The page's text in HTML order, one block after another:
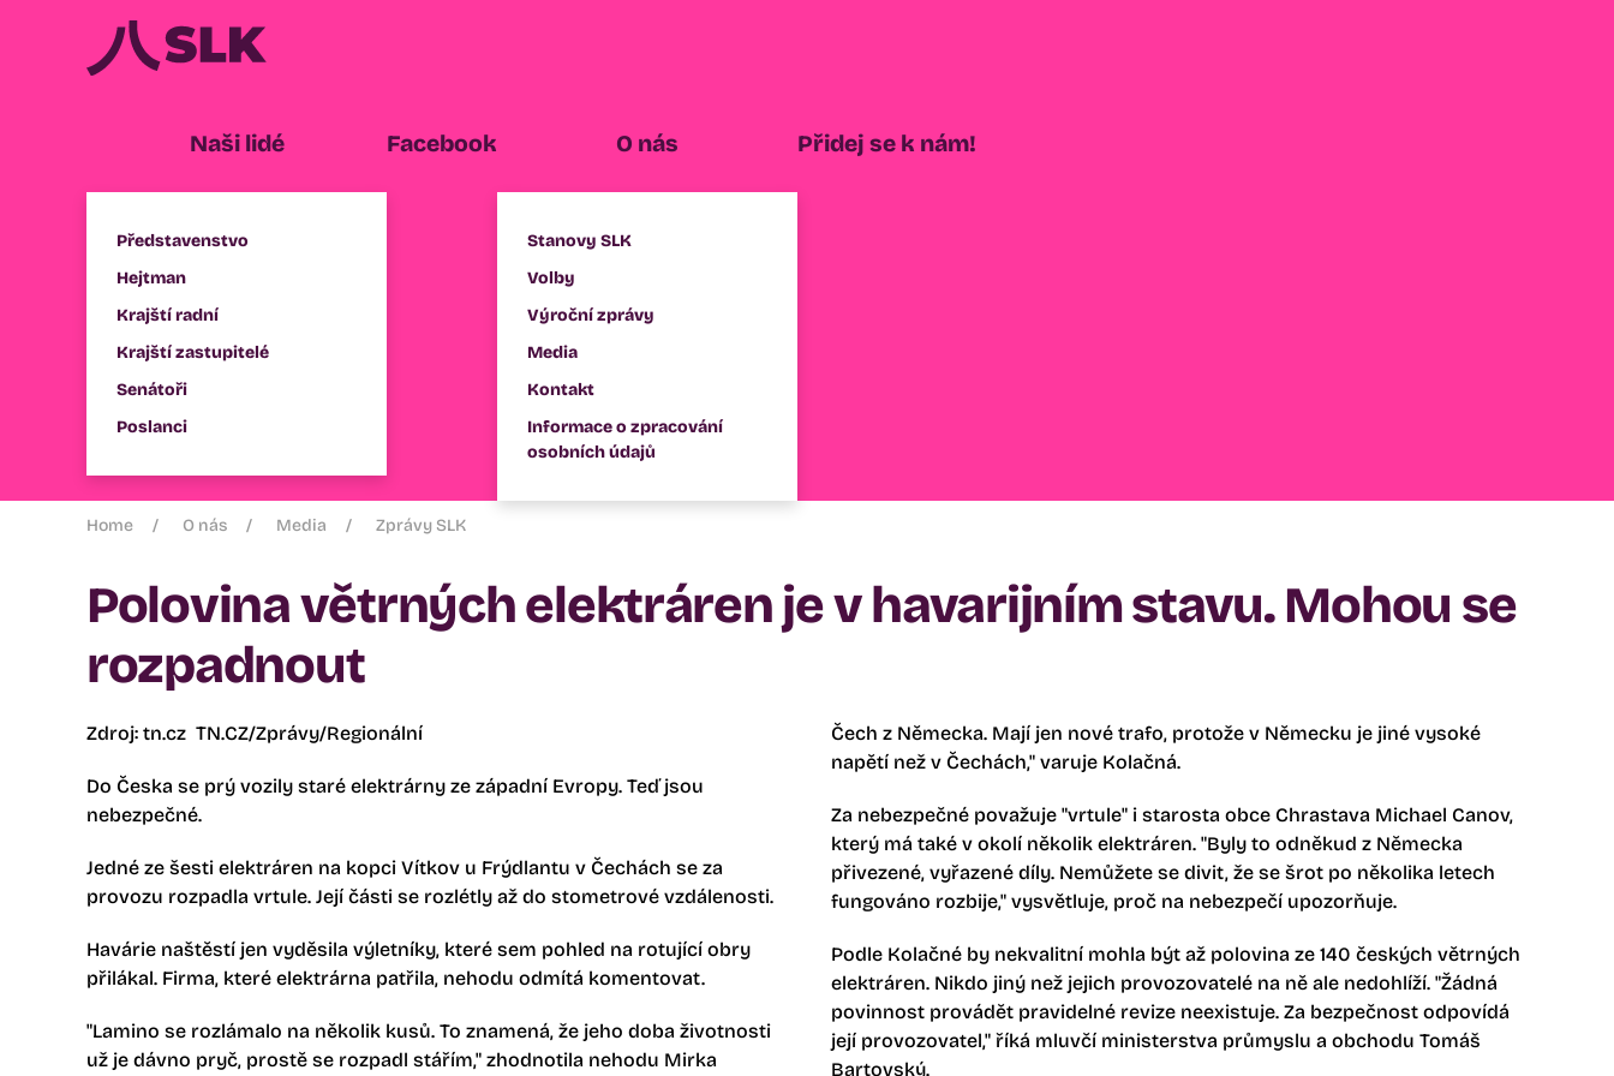
Naši lidé
Představenstvo
Hejtman
Krajští radní
Krajští zastupitelé
Senátoři
Poslanci
Facebook O nás
Stanovy SLK
Volby
Výroční zprávy
Media
Kontakt
Informace o zpracování
osobních údajů
Přidej se k nám!
Home O nás Media Zprávy SLK
Polovina větrných elektráren je v havarijním stavu. Mohou se
rozpadnout
Zdroj: tn.cz TN.CZ/Zprávy/Regionální
Do Česka se prý vozily staré elektrárny ze západní Evropy. Teď jsou
nebezpečné.
Jedné ze šesti elektráren na kopci Vítkov u Frýdlantu v Čechách se za
provozu rozpadla vrtule. Její části se rozlétly až do stometrové vzdálenosti.
Havárie naštěstí jen vyděsila výletníky, které sem pohled na rotující obry
přilákal. Firma, které elektrárna patřila, nehodu odmítá komentovat.
"Lamino se rozlámalo na několik kusů. To znamená, že jeho doba životnosti
už je dávno pryč, prostě se rozpadl stářím," zhodnotila nehodu Mirka
Čech z Německa. Mají jen nové trafo, protože v Německu je jiné vysoké
napětí než v Čechách," varuje Kolačná.
Za nebezpečné považuje "vrtule" i starosta obce Chrastava Michael Canov,
který má také v okolí několik elektráren. "Byly to odněkud z Německa
přivezené, vyřazené díly. Nemůžete se divit, že se šrot po několika letech
fungováno rozbije," vysvětluje, proč na nebezpečí upozorňuje.
Podle Kolačné by nekvalitní mohla být až polovina ze 140 českých větrných
elektráren. Nikdo jiný než jejich provozovatelé na ně ale nedohlíží. "Žádná
povinnost provádět pravidelné revize neexistuje. Za bezpečnost odpovídá
její provozovatel," říká mluvčí ministerstva průmyslu a obchodu Tomáš
Bartovský.